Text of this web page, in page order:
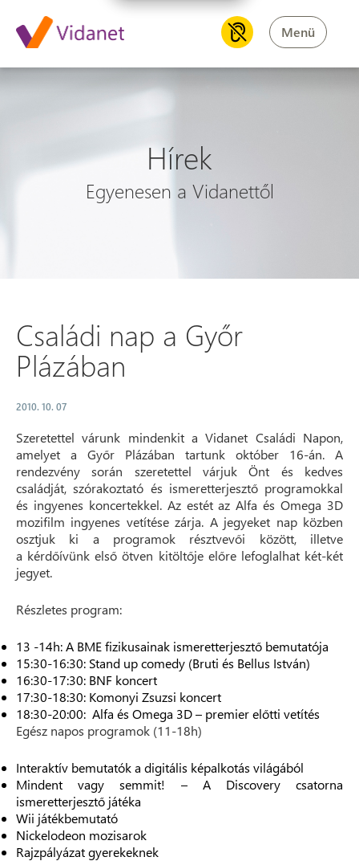
Menü
Hírek
Egyenesen a Vidanettől
Családi nap a Győr
Plázában
2010. 10. 07
Szeretettel várunk mindenkit a Vidanet Családi Napon,
amelyet a Győr Plázában tartunk október 16-án. A
rendezvény során szeretettel várjuk Önt és kedves
családját, szórakoztató és ismeretterjesztő programokkal
és ingyenes koncertekkel. Az estét az Alfa és Omega 3D
mozifilm ingyenes vetítése zárja. A jegyeket nap közben
osztjuk ki a programok résztvevői között, illetve
a kérdőívünk első ötven kitöltője előre lefoglalhat két-két
jegyet.
Részletes program:
13 -14h: A BME fizikusainak ismeretterjesztő bemutatója
15:30-16:30: Stand up comedy (Bruti és Bellus István)
16:30-17:30: BNF koncert
17:30-18:30: Komonyi Zsuzsi koncert
18:30-20:00: Alfa és Omega 3D – premier előtti vetítés
Egész napos programok (11-18h)
Interaktív bemutatók a digitális képalkotás világából
Mindent vagy semmit! – A Discovery csatorna
ismeretterjesztő játéka
Wii játékbemutató
Nickelodeon mozisarok
Rajzpályázat gyerekeknek